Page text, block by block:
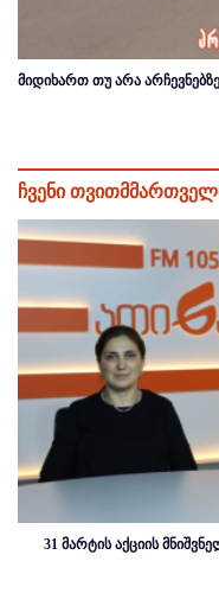
მიდიხართ თუ არა
ჩვენი
31 მარტის აქციის